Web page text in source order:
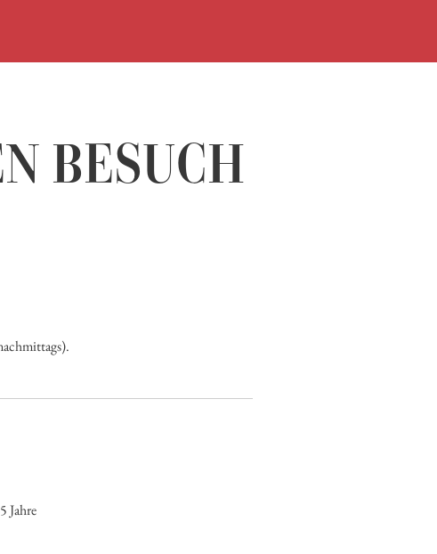
TIMETABLES BUY
BESUCH
Jahre